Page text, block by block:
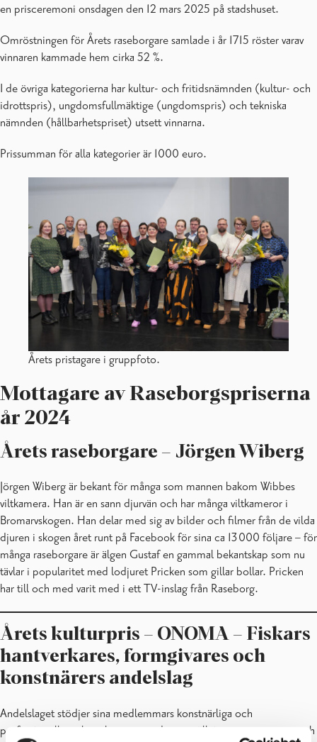
en prisceremoni onsdagen den 12 mars 2025 på stadshuset.
Omröstningen för Årets raseborgare samlade i år 1715 röster varav
vinnaren kammade hem cirka 52 %.
I de övriga kategorierna har kultur- och fritidsnämnden (kultur- och
idrottspris), ungdomsfullmäktige (ungdomspris) och tekniska
nämnden (hållbarhetspriset) utsett vinnarna.
Prissumman för alla kategorier är 1000 euro.
Årets pristagare i gruppfoto.
Mottagare av Raseborgspriserna
år 2024
Årets raseborgare – Jörgen Wiberg
Jörgen Wiberg är bekant för många som mannen bakom Wibbes
viltkamera. Han är en sann djurvän och har många viltkameror i
Bromarvskogen. Han delar med sig av bilder och filmer från de vilda
djuren i skogen året runt på Facebook för sina ca 13 000 följare – för
många raseborgare är älgen Gustaf en gammal bekantskap som nu
tävlar i popularitet med lodjuret Pricken som gillar bollar. Pricken
har till och med varit med i ett TV-inslag från Raseborg.
Årets kulturpris – ONOMA – Fiskars
hantverkares, formgivares och
konstnärers andelslag
Andelslaget stödjer sina medlemmars konstnärliga och
professionella verksamhet samt ordnar utställningar, evenemang och